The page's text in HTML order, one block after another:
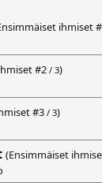
ihmiset #
#2 / 3)
#3 / 3)
(Ensimmäiset